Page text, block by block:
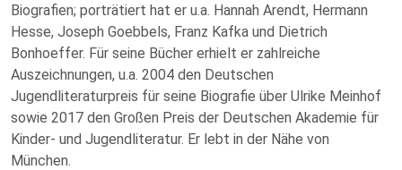
Biografien; porträtiert hat er u.a. Hannah Arendt, Hermann
Hesse, Joseph Goebbels, Franz Kafka und Dietrich
Bonhoeffer. Für seine Bücher erhielt er zahlreiche
Auszeichnungen, u.a. 2004 den Deutschen
Jugendliteraturpreis für seine Biografie über Ulrike Meinhof
sowie 2017 den Großen Preis der Deutschen Akademie für
Kinder- und Jugendliteratur. Er lebt in der Nähe von
München.